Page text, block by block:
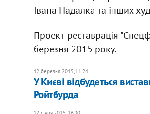
Івана Падалка та інших
Проект-реставрація
березня 2015 року.
12 березня 2015, 11:24
У Києві відбудеться
Ройтбурда
22 січня 2015, 16:00